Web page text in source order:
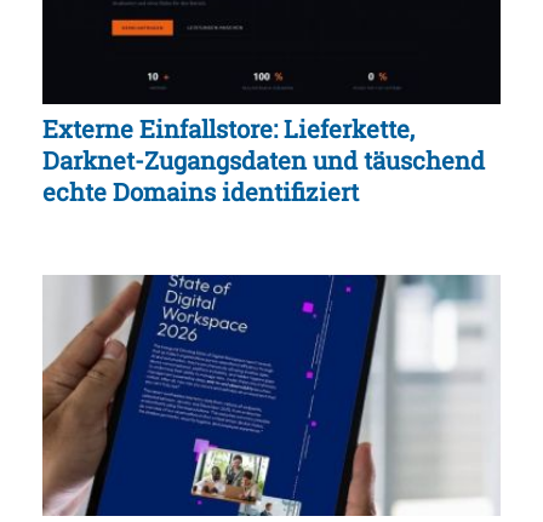
Externe Einfallstore: Lieferkette,
Darknet-Zugangsdaten und täuschend
echte Domains identifiziert